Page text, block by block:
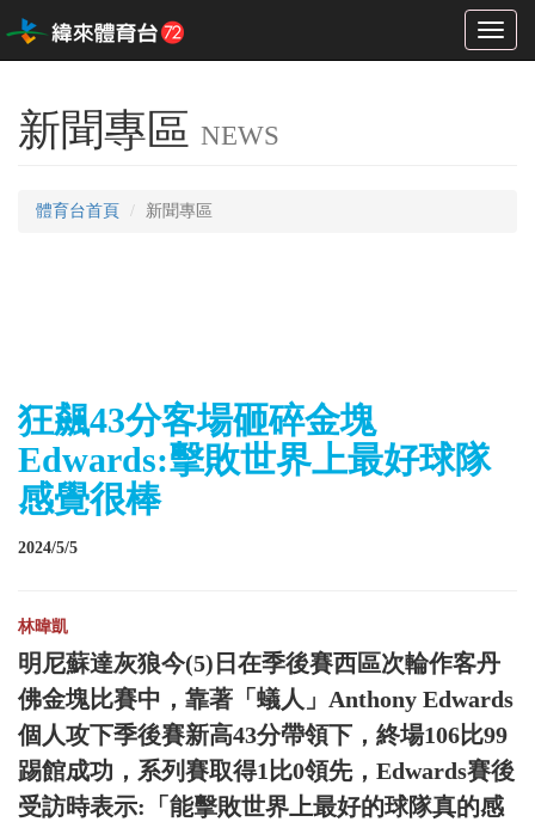
Toggle
新聞專區 NEWS
體育台首頁 新聞專區
狂飆43分客場砸碎金塊
Edwards:擊敗世界上最好球隊
感覺很棒
2024/5/5
林暐凱
明尼蘇達灰狼今(5)日在季後賽西區次輪作客丹
佛金塊比賽中，靠著「蟻人」Anthony Edwards
個人攻下季後賽新高43分帶領下，終場106比99
踢館成功，系列賽取得1比0領先，Edwards賽後
受訪時表示:「能擊敗世界上最好的球隊真的感